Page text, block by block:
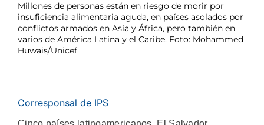
Millones de personas están en riesgo de morir por
insuficiencia alimentaria aguda, en países asolados por
conflictos armados en Asia y África, pero también en
varios de América Latina y el Caribe. Foto: Mohammed
Huwais/Unicef
Corresponsal de IPS